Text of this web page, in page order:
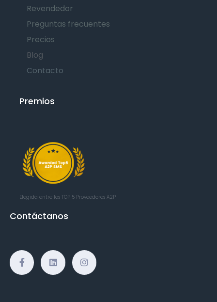
Revendedor
Preguntas frecuentes
Precios
Blog
Contacto
Premios
Elegida entre los TOP 5 Proveedores A2P
Contáctanos